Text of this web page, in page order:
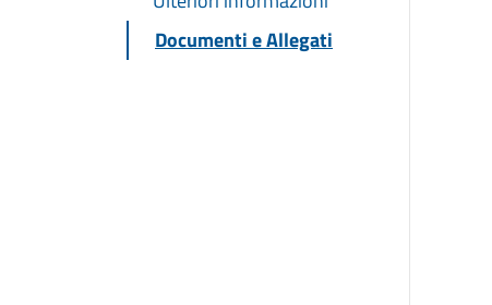
Documenti e Allegati